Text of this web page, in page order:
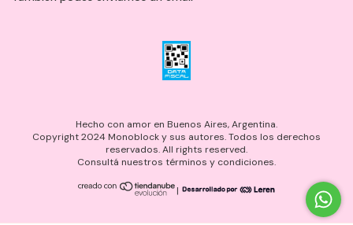
Hecho con amor en Buenos Aires, Argentina.
Copyright 2024 Monoblock y sus autores. Todos los derechos
reservados. All rights reserved.
Consultá nuestros términos y condiciones.
|